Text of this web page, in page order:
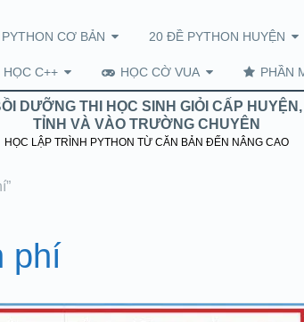
CƠ BẢN 20 ĐỀ PYTHON HUYỆN
HỌC C++ HỌC CỜ VUA PHẦN
DƯỠNG THI HỌC SINH GIỎI CẤP HUYỆN,
TỈNH VÀ VÀO TRƯỜNG CHUYÊN
HỌC LẬP TRÌNH PYTHON TỪ CĂN BẢN ĐẾN NÂNG CAO
phí